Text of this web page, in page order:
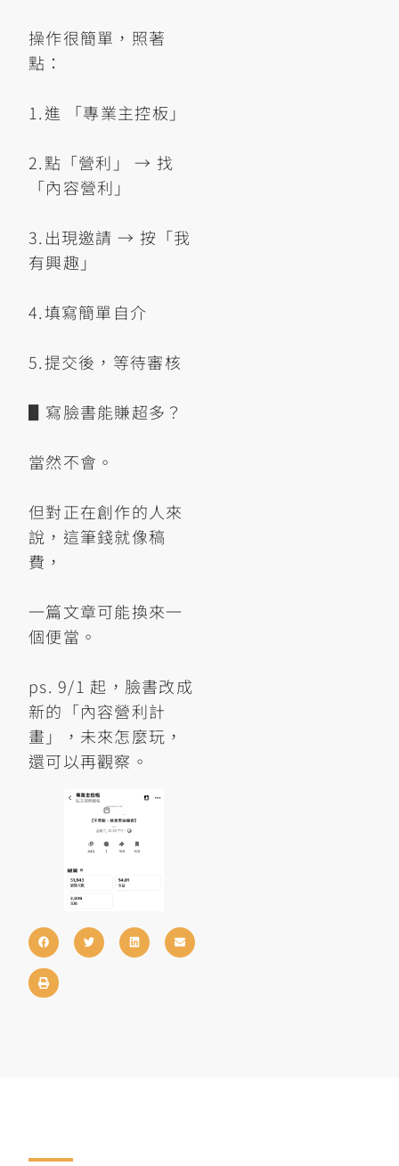
操作很簡單，照著
點：
1.進 「專業主控板」
2.點「營利」 → 找
「內容營利」
3.出現邀請 → 按「我
有興趣」
4.填寫簡單自介
5.提交後，等待審核
▋寫臉書能賺超多？
當然不會。
但對正在創作的人來
說，這筆錢就像稿
費，
一篇文章可能換來一
個便當。
ps. 9/1 起，臉書改成
新的「內容營利計
畫」，未來怎麼玩，
還可以再觀察。